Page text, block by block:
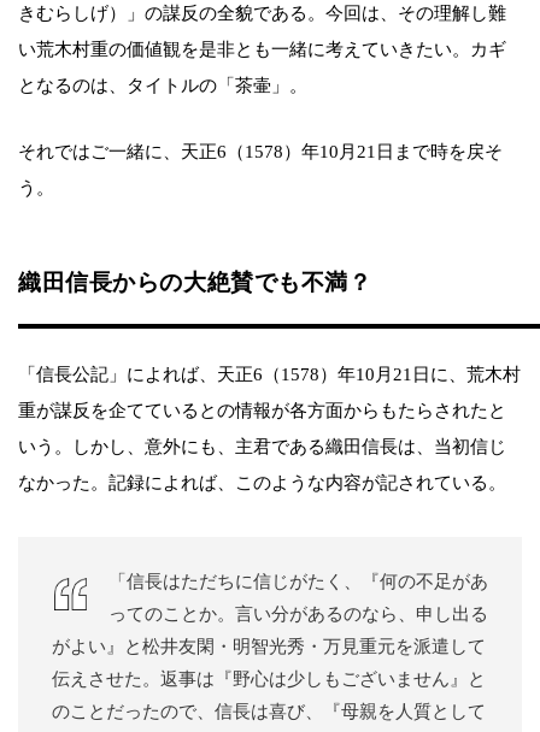
きむらしげ）」の謀反の全貌である。今回は、その理解し難
い荒木村重の価値観を是非とも一緒に考えていきたい。カギ
となるのは、タイトルの「茶壷」。
それではご一緒に、天正6（1578）年10月21日まで時を戻そ
う。
織田信長からの大絶賛でも不満？
「信長公記」によれば、天正6（1578）年10月21日に、荒木村
重が謀反を企てているとの情報が各方面からもたらされたと
いう。しかし、意外にも、主君である織田信長は、当初信じ
なかった。記録によれば、このような内容が記されている。
「信長はただちに信じがたく、『何の不足があ
ってのことか。言い分があるのなら、申し出る
がよい』と松井友閑・明智光秀・万見重元を派遣して
伝えさせた。返事は『野心は少しもございません』と
のことだったので、信長は喜び、『母親を人質として